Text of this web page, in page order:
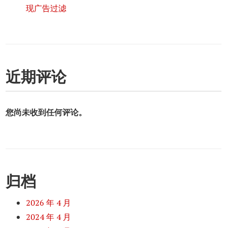
现广告过滤
近期评论
您尚未收到任何评论。
归档
2026 年 4 月
2024 年 4 月